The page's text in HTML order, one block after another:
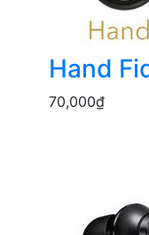
Hand
70,000₫